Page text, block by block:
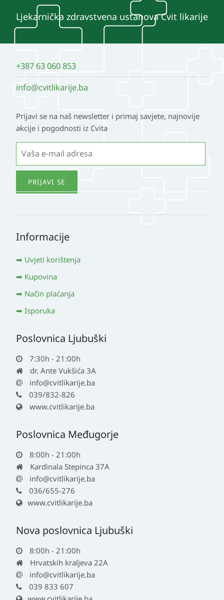
Ljekarnička zdravstvena ustanova Cvit likarije
+387 63 060 853
info@cvitlikarije.ba
Prijavi se na naš newsletter i primaj savjete, najnovije
akcije i pogodnosti iz Cvita
Informacije
Uvjeti korištenja
Kupovina
Način plaćanja
Isporuka
Poslovnica Ljubuški
7:30h - 21:00h
dr. Ante Vukšića 3A
info@cvitlikarije.ba
039/832-826
www.cvitlikarije.ba
Poslovnica Međugorje
8:00h - 21:00h
Kardinala Stepinca 37A
info@cvitlikarije.ba
036/655-276
www.cvitlikarije.ba
Nova poslovnica Ljubuški
8:00h - 21:00h
Hrvatskih kraljeva 22A
info@cvitlikarije.ba
039 833 607